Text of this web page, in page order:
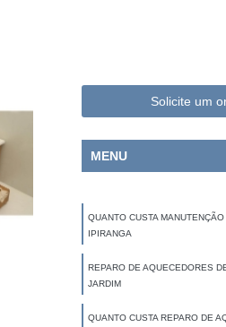
Solicite um
MENU
QUANTO CUSTA
IPIRANGA
REPARO DE AQUECEDORES
JARDIM
QUANTO CUSTA REPARO DE